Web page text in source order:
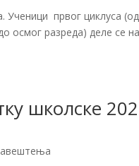
првог циклуса
осмог разреда) деле се
школске